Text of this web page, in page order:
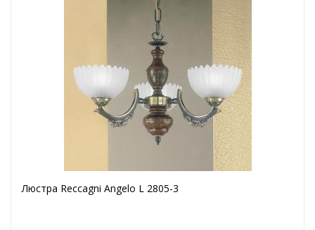
Люстра Reccagni Angelo L 2805-3